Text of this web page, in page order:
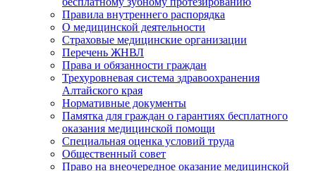
Правила внутреннего распорядка
О медицинской деятельности
Страховые медицинские организации
Перечень ЖНВЛ
Права и обязанности граждан
Трехуровневая система здравоохранения
Алтайского края
Нормативные документы
Памятка для граждан о гарантиях бесплатного
оказания медицинской помощи
Специальная оценка условий труда
Общественный совет
Право на внеочередное оказание медицинской